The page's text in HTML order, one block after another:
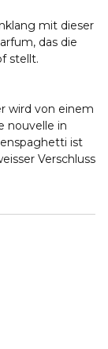
mit dieser
das die
stellt.
wird von einem
nouvelle in
ist
Verschluss